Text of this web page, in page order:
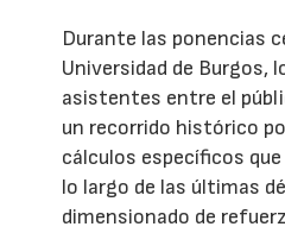
Durante las ponencias
Universidad de Burgos,
asistentes entre el
un recorrido histórico
cálculos específicos
lo largo de las últimas
dimensionado de